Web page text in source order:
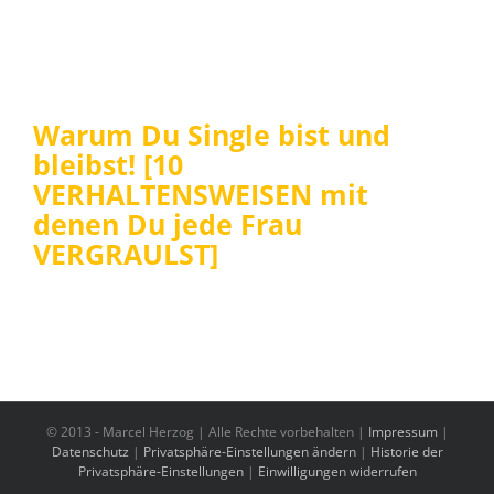
Warum Du Single bist und
bleibst! [10
VERHALTENSWEISEN mit
denen Du jede Frau
VERGRAULST]
© 2013 - Marcel Herzog | Alle Rechte vorbehalten | Impressum |
Datenschutz | Privatsphäre-Einstellungen ändern| Historie der
Privatsphäre-Einstellungen| Einwilligungen widerrufen